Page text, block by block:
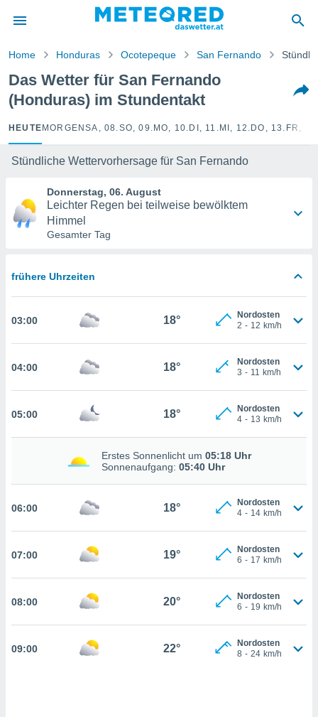
wurde
von
sind.
diese
auf
basiert,
uns,
Ihnen
zur
auf die
oder
es uns
der
AKZEPTIEREN
Home Honduras Ocotepeque San Fernando
Das Wetter für San Fernando
(Honduras) im Stundentakt
HEUTE MORGENSA, 08.SO, 09. MO, 10. DI, 11. MI, 12. DO, 13. FR,
Stündliche Wettervorhersage für San Fernando
Donnerstag, 06. August
Leichter Regen bei teilweise bewölktem
Himmel
Gesamter Tag
frühere Uhrzeiten
03:00 18°
Nordosten
2 - 12 km/h
04:00 18°
Nordosten
3 - 11 km/h
05:00 18°
Nordosten
4 - 13 km/h
Erstes Sonnenlicht um 05:18 Uhr
Sonnenaufgang: 05:40 Uhr
06:00 18°
Nordosten
4 - 14 km/h
07:00 19°
Nordosten
6 - 17 km/h
08:00 20°
Nordosten
6 - 19 km/h
09:00 22°
Nordosten
8 - 24 km/h